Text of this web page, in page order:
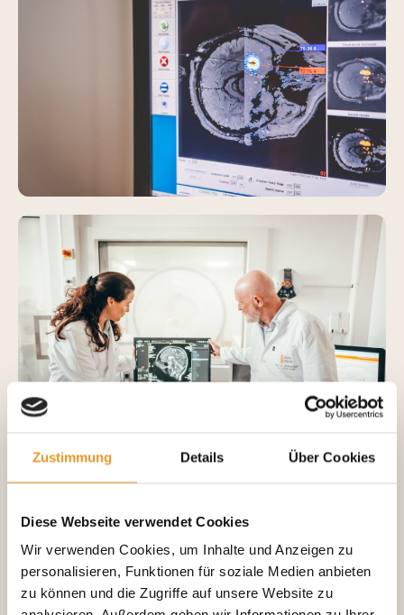
Zustimmung Details Über Cookies
Diese Webseite verwendet Cookies
Wir verwenden Cookies, um Inhalte und Anzeigen zu
personalisieren, Funktionen für soziale Medien anbieten
zu können und die Zugriffe auf unsere Website zu
LITT + Immuntherapie beim
Glioblastom
Die Kombination aus LITT und anschließender
Checkpoint-Inhibitor-Immuntherapie wurde 2026 im